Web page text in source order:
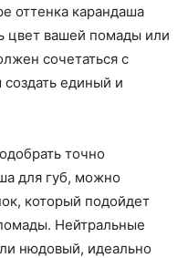
оттенка карандаша
цвет вашей помады или
сочетаться с
единый и
точно
для губ, можно
который подойдет
Нейтральные
нюдовый, идеально